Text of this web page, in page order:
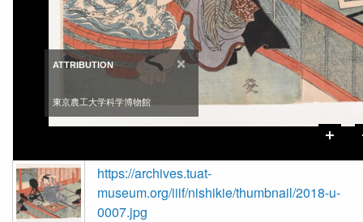
https://archives.tuat-
museum.org/iiif/nishikie/thumbnail/2018-u-
0007.jpg
ATTRIBUTION ×
東京農工大学科学博物館